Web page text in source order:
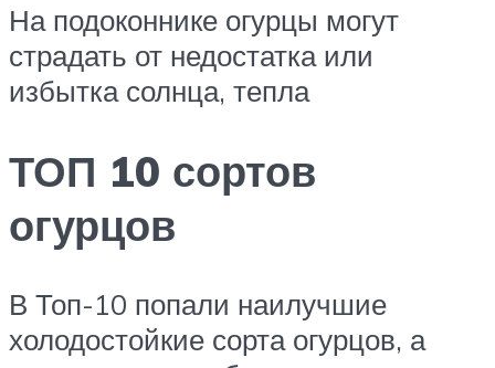
На подоконнике огурцы могут
страдать от недостатка или
избытка солнца, тепла
ТОП 10 сортов
огурцов
В Топ-10 попали наилучшие
холодостойкие сорта огурцов, а